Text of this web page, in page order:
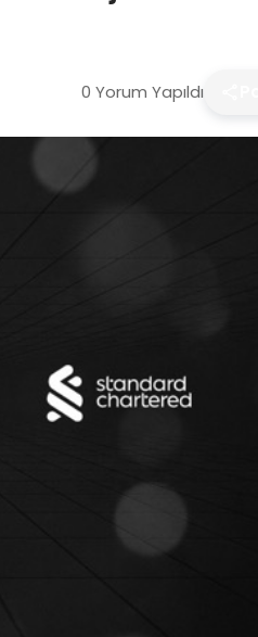
0 Yorum Yapıldı